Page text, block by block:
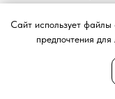
«О персональных
Сайт использует
предпочтения